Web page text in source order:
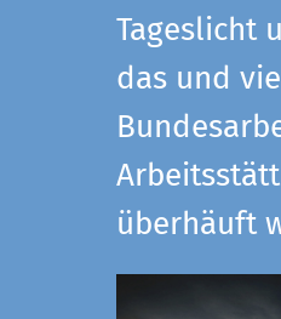
Tageslicht
das und
überhäuft